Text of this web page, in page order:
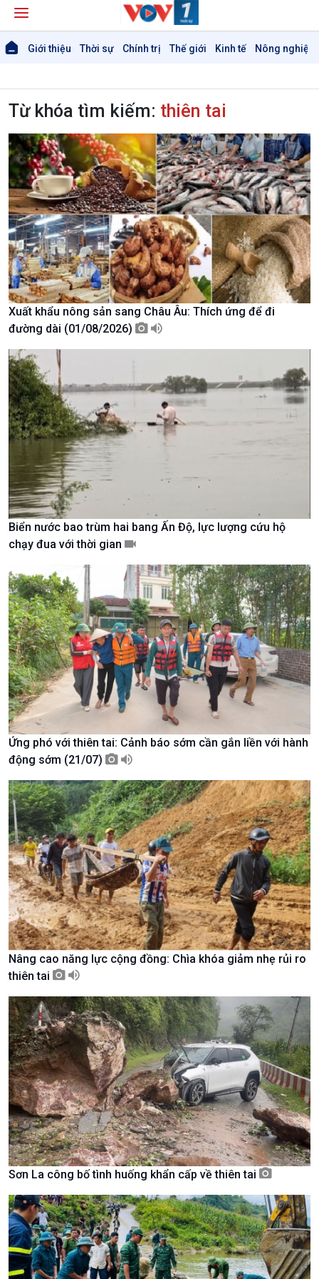
Giới thiệu Thời sự Chính trị Thế giới Kinh tế Nông nghiệp
Giới thiệu
Thời sự
Thời sự 6h
Thời sự 12h
Thời sự 18h
Chuyên mục
Chính trị
Chính phủ với người dân
Quốc hội với cử tri
Xây dựng đảng
Đảng trong cuộc sống
Nhận diện sự thật
Pháp luật và đời sống
Vấn đề quốc tế
Hồ sơ sự kiện quốc tế
Thế giới & Việt Nam
Biên cương - Một dải vững
bền
Kinh tế
Tin Kinh tế
Trước giờ mở cửa
Sức sống hàng Việt
Khởi nghiệp
Tuyên chiến với gian lận
thương mại
Nông nghiệp & Biển đảo
Tin Nông nghiệp & Biển
đảo
Biển đảo Việt Nam
Tâm tình biên giới và hải
đảo
Tìm hiểu biển, đảo Việt
Nam
Từ khóa tìm kiếm: thiên tai
Xuất khẩu nông sản sang Châu Âu: Thích ứng để đi
đường dài (01/08/2026)
Biển nước bao trùm hai bang Ấn Độ, lực lượng cứu hộ
chạy đua với thời gian
Ứng phó với thiên tai: Cảnh báo sớm cần gắn liền với hành
động sớm (21/07)
Nâng cao năng lực cộng đồng: Chìa khóa giảm nhẹ rủi ro
thiên tai
Sơn La công bố tình huống khẩn cấp về thiên tai